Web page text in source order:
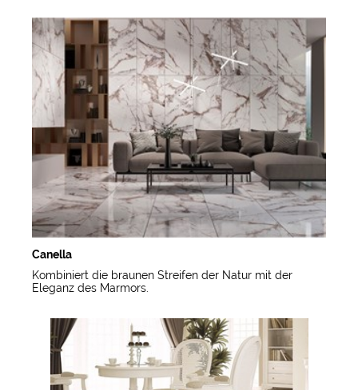
Canella
Kombiniert die braunen Streifen der Natur mit der
Eleganz des Marmors.